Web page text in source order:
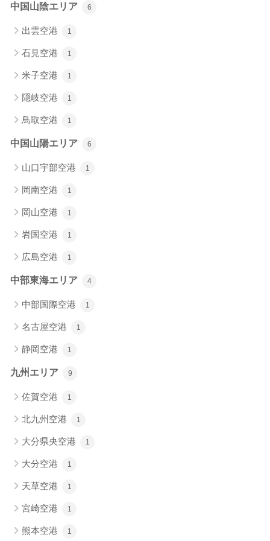
中国山陰エリア 6
出雲空港 1
石見空港 1
米子空港 1
隠岐空港 1
鳥取空港 1
中国山陽エリア 6
山口宇部空港 1
岡南空港 1
岡山空港 1
岩国空港 1
広島空港 1
中部東海エリア 4
中部国際空港 1
名古屋空港 1
静岡空港 1
九州エリア 9
佐賀空港 1
北九州空港 1
大分県央空港 1
大分空港 1
天草空港 1
宮崎空港 1
熊本空港 1